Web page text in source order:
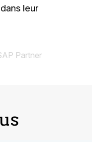
leur